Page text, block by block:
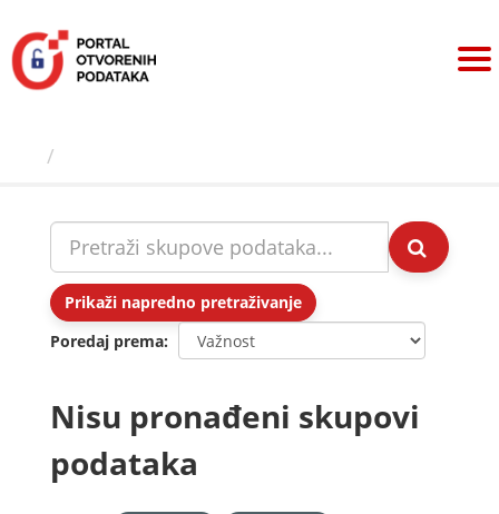
sadržaj
Prikaži napredno pretraživanje
Poredaj prema
Nisu pronađeni skupovi
podataka